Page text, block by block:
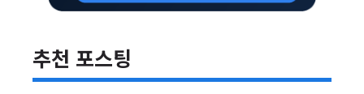
추천 포스팅